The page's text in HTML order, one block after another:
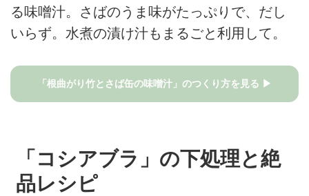
る味噌汁。さばのうま味がたっぷりで、だし
いらず。水煮の漬け汁もまるごと利用して。
「根曲がり竹とさば缶の味噌汁」のつくり方を見る ▶
「コシアブラ」の下処理と絶
品レシピ